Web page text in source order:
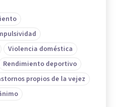
Violencia doméstica
Rendimiento deportivo
propios de la vejez